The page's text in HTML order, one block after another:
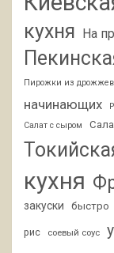
кухня На
Пирожки из
начинающих
Салат с сыром
кухня
закуски
быстро
рис соевый соус